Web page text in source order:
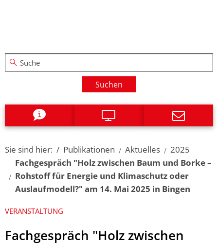
Suchen
Sie sind hier: Publikationen Aktuelles
2025
Fachgespräch "Holz zwischen Baum und Borke –
Rohstoff für Energie und Klimaschutz oder
Auslaufmodell?" am 14. Mai 2025 in Bingen
VERANSTALTUNG
Fachgespräch "Holz zwischen